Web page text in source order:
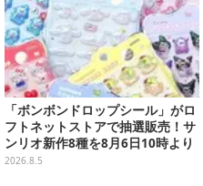
「ボンボンドロップシール」がロ
フトネットストアで抽選販売！サ
ンリオ新作8種を8月6日10時より
受付開始
2026.8.5